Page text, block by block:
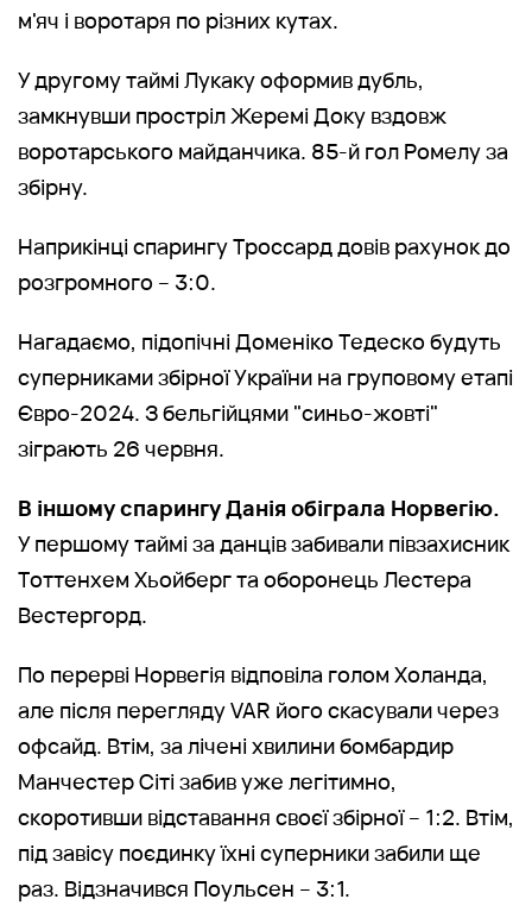
м'яч і воротаря по різних кутах.
У другому таймі Лукаку оформив дубль,
замкнувши простріл Жеремі Доку вздовж
воротарського майданчика. 85-й гол Ромелу за
збірну.
Наприкінці спарингу Троссард довів рахунок до
розгромного – 3:0.
Нагадаємо, підопічні Доменіко Тедеско будуть
суперниками збірної України на груповому етапі
Євро-2024. З бельгійцями "синьо-жовті"
зіграють 26 червня.
В іншому спарингу Данія обіграла Норвегію.
У першому таймі за данців забивали півзахисник
Тоттенхем Хьойберг та оборонець Лестера
Вестергорд.
По перерві Норвегія відповіла голом Холанда,
але після перегляду VAR його скасували через
офсайд. Втім, за лічені хвилини бомбардир
Манчестер Сіті забив уже легітимно,
скоротивши відставання своєї збірної – 1:2. Втім,
під завісу поєдинку їхні суперники забили ще
раз. Відзначився Поульсен – 3:1.